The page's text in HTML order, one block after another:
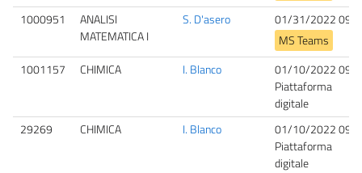
1000951
ANALISI
MATEMATICA I
S. D'asero
01/31/2022
MS Teams
1001157
CHIMICA I. Blanco
01/10/2022
Piattaforma
digitale
29269
CHIMICA I. Blanco
01/10/2022
Piattaforma
digitale